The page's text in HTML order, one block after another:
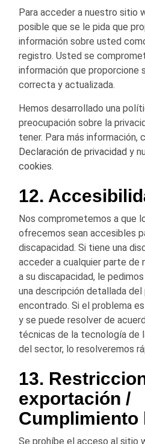
Para acceder a nuestro sitio
posible que se le pida que
información sobre usted
registro. Usted se
información que proporcione
correcta y actualizada.
Hemos desarrollado una
preocupación sobre la
tener. Para más información,
Declaración de privacidad y
cookies.
12.
Nos comprometemos a que
ofrecemos sean accesibles
discapacidad. Si tiene una
acceder a cualquier parte de
a su discapacidad, le
una descripción detallada del
encontrado. Si el problema
y se puede resolver de
técnicas de la tecnología de
del sector, lo resolveremos
13.
exportación /
Cumplimiento
Se prohíbe el acceso al sitio